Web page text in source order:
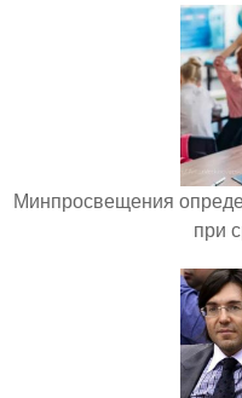
Минпросвещения
при